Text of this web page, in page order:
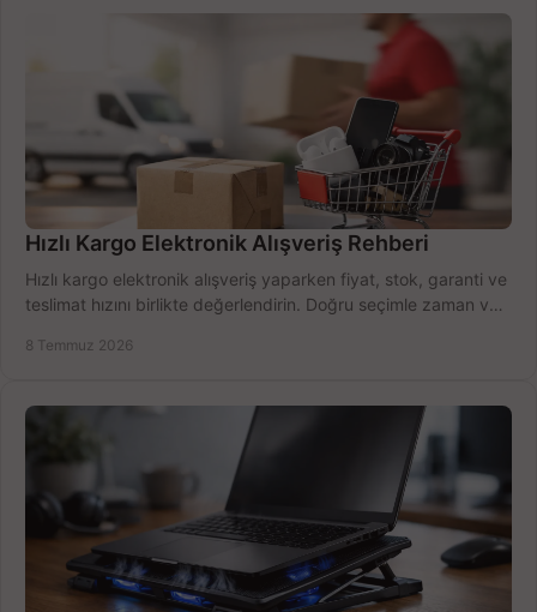
Hızlı Kargo Elektronik Alışveriş Rehberi
Hızlı kargo elektronik alışveriş yaparken fiyat, stok, garanti ve
teslimat hızını birlikte değerlendirin. Doğru seçimle zaman ve
8 Temmuz 2026